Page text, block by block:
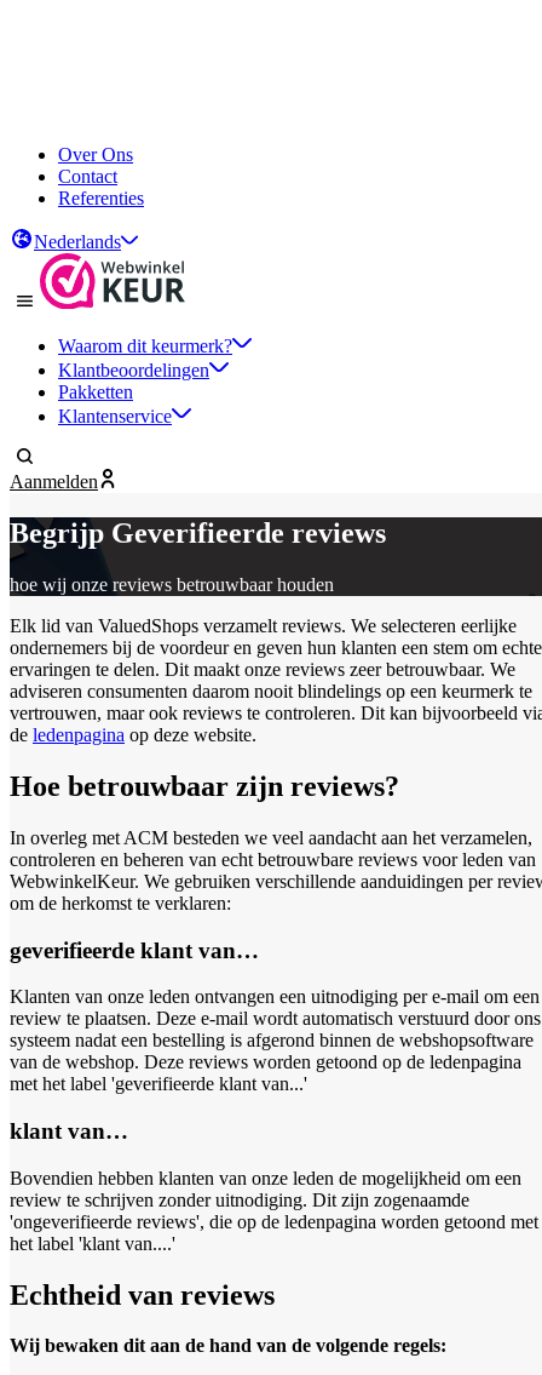
Over Ons
Contact
Referenties
Nederlands
Waarom dit keurmerk?
Klantbeoordelingen
Pakketten
Klantenservice
Aanmelden
Begrijp Geverifieerde reviews
hoe wij onze reviews betrouwbaar houden
Elk lid van ValuedShops verzamelt reviews. We selecteren eerlijke
ondernemers bij de voordeur en geven hun klanten een stem om echte
ervaringen te delen. Dit maakt onze reviews zeer betrouwbaar. We
adviseren consumenten daarom nooit blindelings op een keurmerk te
vertrouwen, maar ook reviews te controleren. Dit kan bijvoorbeeld
de ledenpagina op deze website.
Hoe betrouwbaar zijn reviews?
In overleg met ACM besteden we veel aandacht aan het verzamelen,
controleren en beheren van echt betrouwbare reviews voor leden van
WebwinkelKeur. We gebruiken verschillende aanduidingen per
om de herkomst te verklaren:
geverifieerde klant van…
Klanten van onze leden ontvangen een uitnodiging per e-mail om een
review te plaatsen. Deze e-mail wordt automatisch verstuurd door ons
systeem nadat een bestelling is afgerond binnen de webshopsoftware
van de webshop. Deze reviews worden getoond op de ledenpagina
met het label 'geverifieerde klant van...'
klant van…
Bovendien hebben klanten van onze leden de mogelijkheid om een
review te schrijven zonder uitnodiging. Dit zijn zogenaamde
'ongeverifieerde reviews', die op de ledenpagina worden getoond met
het label 'klant van....'
Echtheid van reviews
Wij bewaken dit aan de hand van de volgende regels: